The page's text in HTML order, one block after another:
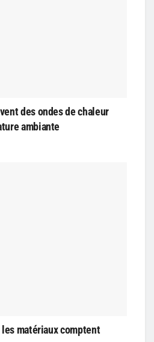
des ondes de chaleur
ambiante
matériaux comptent